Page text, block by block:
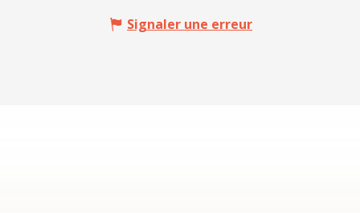
Signaler une erreur